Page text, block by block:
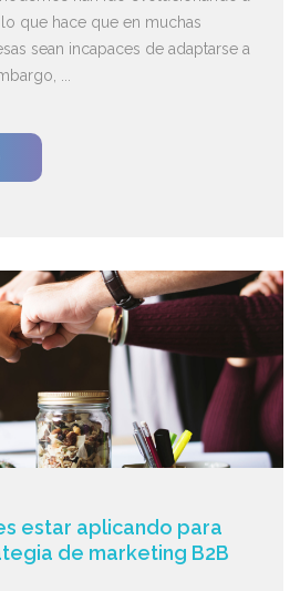
que hace que en muchas
sean incapaces de adaptarse a
...
estar aplicando para
de marketing B2B